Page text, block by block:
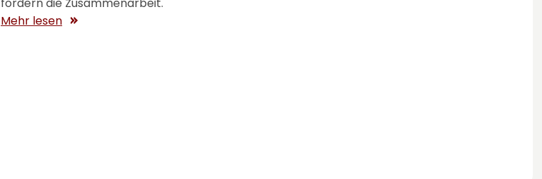
Mehr lesen